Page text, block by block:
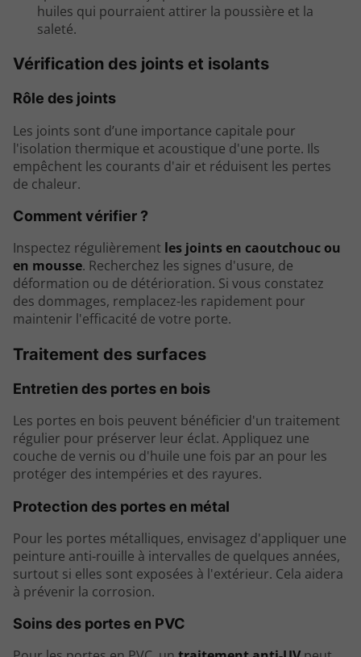
huiles qui pourraient attirer la poussière et la
saleté.
Vérification des joints et isolants
Rôle des joints
Les joints sont d’une importance capitale pour
l'isolation thermique et acoustique d'une porte. Ils
empêchent les courants d'air et réduisent les pertes
de chaleur.
Comment vérifier ?
Inspectez régulièrement les joints en caoutchouc ou
en mousse. Recherchez les signes d'usure, de
déformation ou de détérioration. Si vous constatez
des dommages, remplacez-les rapidement pour
maintenir l'efficacité de votre porte.
Traitement des surfaces
Entretien des portes en bois
Les portes en bois peuvent bénéficier d'un traitement
régulier pour préserver leur éclat. Appliquez une
couche de vernis ou d'huile une fois par an pour les
protéger des intempéries et des rayures.
Protection des portes en métal
Pour les portes métalliques, envisagez d'appliquer une
peinture anti-rouille à intervalles de quelques années,
surtout si elles sont exposées à l'extérieur. Cela aidera
à prévenir la corrosion.
Soins des portes en PVC